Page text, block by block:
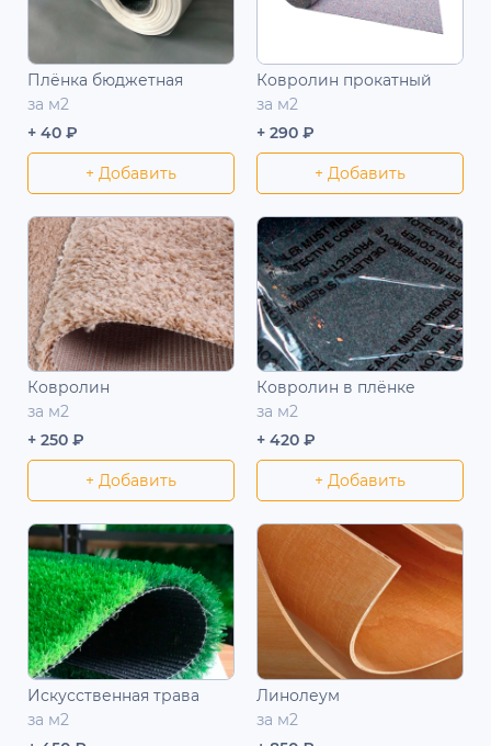
Плёнка бюджетная
за м2
+ 40 ₽
+ Добавить
Ковролин прокатный
за м2
+ 290 ₽
+ Добавить
Ковролин
за м2
+ 250 ₽
+ Добавить
Ковролин в плёнке
за м2
+ 420 ₽
+ Добавить
Искусственная трава
за м2
Линолеум
за м2